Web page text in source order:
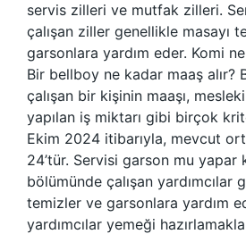
servis zilleri ve mutfak zilleri.
çalışan ziller genellikle masayı
garsonlara yardım eder. Komi
Bir bellboy ne kadar maaş alır?
çalışan bir kişinin maaşı,
yapılan iş miktarı gibi birçok
Ekim 2024 itibarıyla, mevcut
24’tür. Servisi garson mu yapar
bölümünde çalışan yardımcılar
temizler ve garsonlara yardım
yardımcılar yemeği